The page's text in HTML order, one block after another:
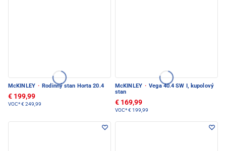
McKINLEY · Rodinný stan Horta 20.4
€ 199,99
VOC*€ 249,99
McKINLEY · Vega 40.4 SW I, kupolový
stan
€ 169,99
VOC*€ 199,99